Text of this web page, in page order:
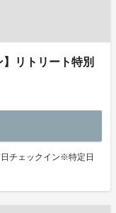
】リトリート特別
チェックイン※特定日